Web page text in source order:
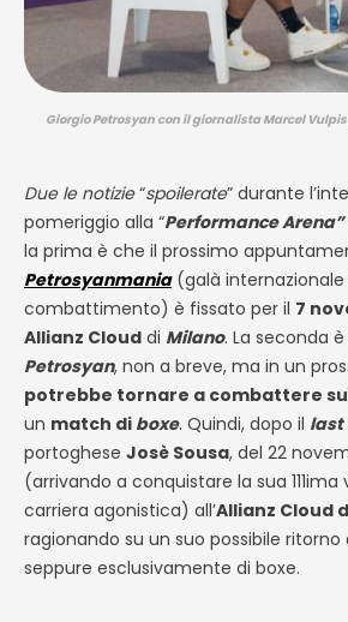
Giorgio Petrosyan con il giornalista Marcel
Due le notizie“spoilerate” durante
pomeriggio alla “Performance Arena”
la prima è che il prossimo
Petrosyanmania(galà internazionale
combattimento) è fissato per il 7
Allianz Cloud di Milano. La seconda
Petrosyan, non a breve, ma in un
potrebbe tornare a combattere
un match di boxe. Quindi, dopo il last
portoghese Josè Sousa, del 22
(arrivando a conquistare la sua
carriera agonistica) all’Allianz Cloud
ragionando su un suo possibile
seppure esclusivamente di boxe.